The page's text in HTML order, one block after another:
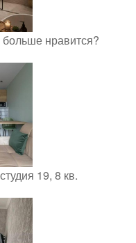
нравится?
19, 8 кв.